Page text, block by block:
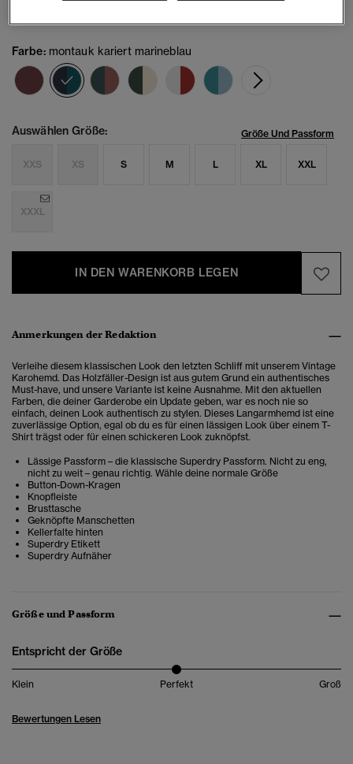
Farbe: montauk kariert marineblau
Ausgewählt
Auswählen Größe: Größe Und Passform
XXS XS S M L XL XXL
XXXL
IN DEN WARENKORB LEGEN
Anmerkungen der Redaktion
Verleihe diesem klassischen Look den letzten Schliff mit unserem Vintage
Karohemd. Das Holzfäller-Design ist aus gutem Grund ein authentisches
Must-have, und unsere Variante ist keine Ausnahme. Mit den aktuellen
Farben, die deiner Garderobe ein Update geben, war es noch nie so
einfach, deinen Look authentisch zu stylen. Dieses Langarmhemd ist eine
zuverlässige Option, egal ob du es für einen lässigen Look über einem T-
Shirt trägst oder für einen schickeren Look zuknöpfst.
Lässige Passform – die klassische Superdry Passform. Nicht zu eng,
nicht zu weit – genau richtig. Wähle deine normale Größe
Button-Down-Kragen
Knopfleiste
Brusttasche
Geknöpfte Manschetten
Kellerfalte hinten
Superdry Etikett
Superdry Aufnäher
Größe und Passform
Entspricht der Größe
Klein Perfekt Groß
Bewertungen Lesen